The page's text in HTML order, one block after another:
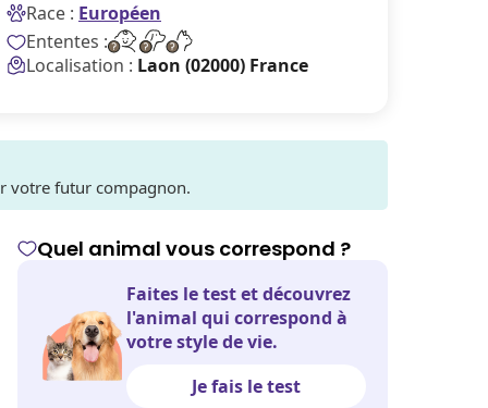
Race : Européen
Ententes :
Localisation : Laon (02000) France
votre futur compagnon.
Quel animal vous correspond ?
Faites le test et découvrez
l'animal qui correspond à
votre style de vie.
Je fais le test